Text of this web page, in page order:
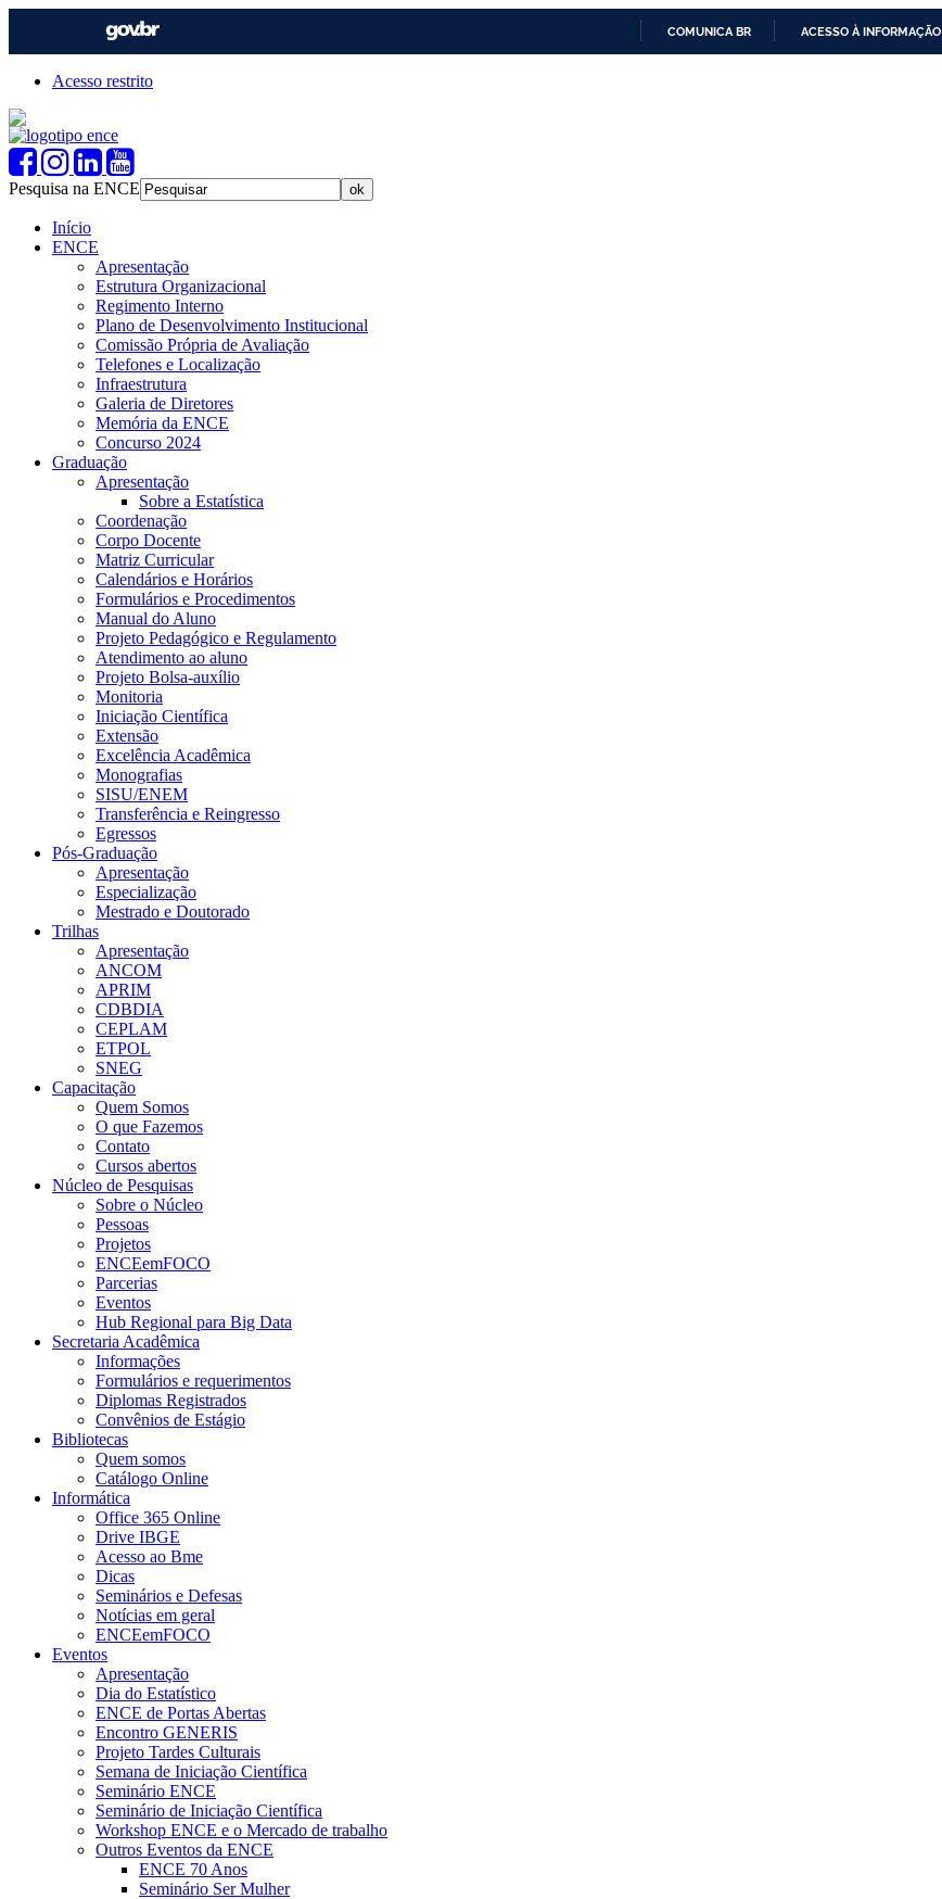
COMUNICA BR ACESSO À INFORMAÇÃO
Acesso restrito
Pesquisa na ENCE
Início
ENCE
Apresentação
Estrutura Organizacional
Regimento Interno
Plano de Desenvolvimento Institucional
Comissão Própria de Avaliação
Telefones e Localização
Infraestrutura
Galeria de Diretores
Memória da ENCE
Concurso 2024
Graduação
Apresentação
Sobre a Estatística
Coordenação
Corpo Docente
Matriz Curricular
Calendários e Horários
Formulários e Procedimentos
Manual do Aluno
Projeto Pedagógico e Regulamento
Atendimento ao aluno
Projeto Bolsa-auxílio
Monitoria
Iniciação Científica
Extensão
Excelência Acadêmica
Monografias
SISU/ENEM
Transferência e Reingresso
Egressos
Pós-Graduação
Apresentação
Especialização
Mestrado e Doutorado
Trilhas
Apresentação
ANCOM
APRIM
CDBDIA
CEPLAM
ETPOL
SNEG
Capacitação
Quem Somos
O que Fazemos
Contato
Cursos abertos
Núcleo de Pesquisas
Sobre o Núcleo
Pessoas
Projetos
ENCEemFOCO
Parcerias
Eventos
Hub Regional para Big Data
Secretaria Acadêmica
Informações
Formulários e requerimentos
Diplomas Registrados
Convênios de Estágio
Bibliotecas
Quem somos
Catálogo Online
Informática
Office 365 Online
Drive IBGE
Acesso ao Bme
Dicas
Seminários e Defesas
Notícias em geral
ENCEemFOCO
Eventos
Apresentação
Dia do Estatístico
ENCE de Portas Abertas
Encontro GENERIS
Projeto Tardes Culturais
Semana de Iniciação Científica
Seminário ENCE
Seminário de Iniciação Científica
Workshop ENCE e o Mercado de trabalho
Outros Eventos da ENCE
ENCE 70 Anos
Seminário Ser Mulher